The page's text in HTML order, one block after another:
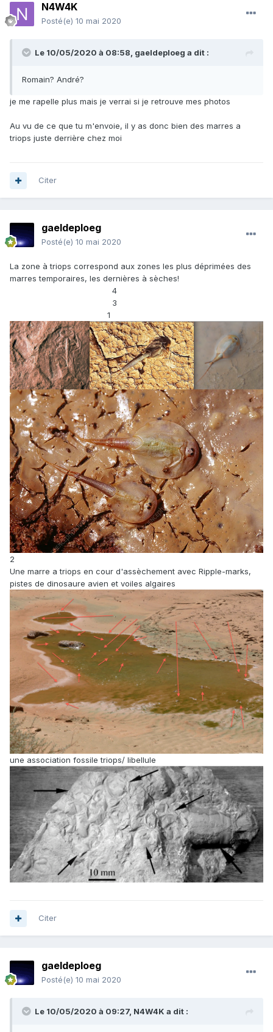
N4W4K
Posté(e) 10 mai 2020
Le 10/05/2020 à 08:58, gaeldeploeg a dit :
Romain? André?
je me rapelle plus mais je verrai si je retrouve mes photos
Au vu de ce que tu m'envoie, il y as donc bien des marres a
triops juste derrière chez moi
Citer
gaeldeploeg
Posté(e) 10 mai 2020
La zone à triops correspond aux zones les plus déprimées des
marres temporaires, les dernières à sèches!
4
3
1
2
Une marre a triops en cour d'assèchement avec Ripple-marks,
pistes de dinosaure avien et voiles algaires
une association fossile triops/ libellule
Citer
gaeldeploeg
Posté(e) 10 mai 2020
Le 10/05/2020 à 09:27, N4W4K a dit :